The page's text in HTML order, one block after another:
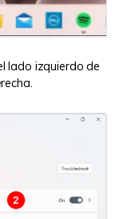
lado izquierdo de